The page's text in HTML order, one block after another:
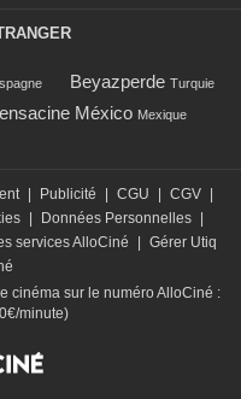
Beyazperde Turquie
México Mexique
| Publicité | CGU | CGV |
| Données Personnelles |
services AlloCiné | Gérer Utiq
cinéma sur le numéro AlloCiné :
minute)